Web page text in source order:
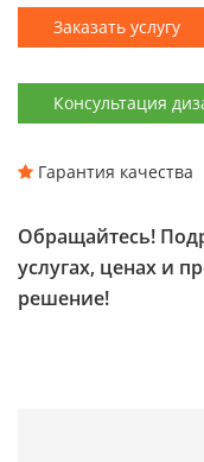
Заказать услугу
Консультация
Гарантия качества
Обращайтесь!
услугах, ценах и
решение!